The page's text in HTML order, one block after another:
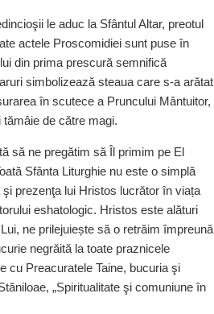
le aduc la Sfântul Altar, preotul
actele Proscomidiei sunt puse în
din prima prescură semnifică
simbolizează steaua care s-a arătat
în scutece a Pruncului Mântuitor,
de către magi.
să ne pregătim să Îl primim pe El
Sfânta Liturghie nu este o simplă
prezenţa lui Hristos lucrător în viața
eshatologic. Hristos este alături
ne pri­lejuiește să o retrăim împreună
negrăită la toate praznicele
cu Preacuratele Taine, bucuria şi
„Spiritualitate şi comuniune în